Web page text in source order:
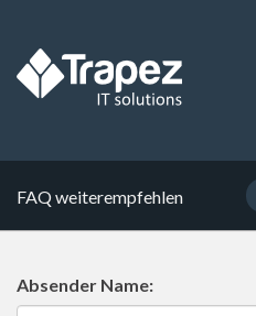
FAQ weiterempfehlen
Absender Name: